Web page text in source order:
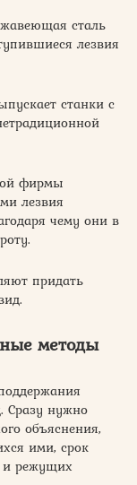
сталь
лезвия
станки с
фирмы
лезвия
чему они в
придать
методы
Сразу нужно
объяснения,
ими, срок
и режущих